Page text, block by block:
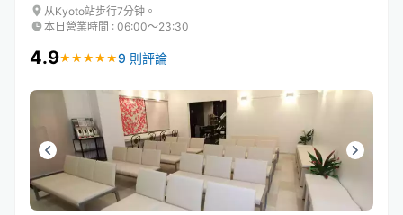
从Kyoto站步行7分钟。
本日營業時間 : 06:00〜23:30
4.9★ ★ ★ ★ ★
★ ★ ★ ★ ★9 則評論